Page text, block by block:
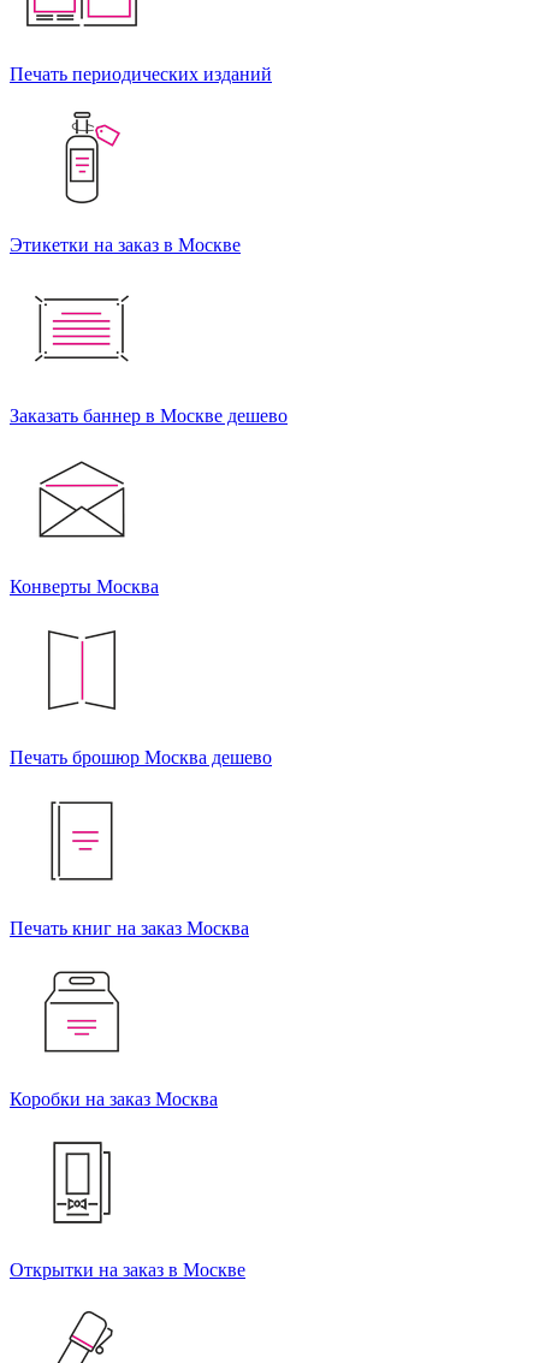
Печать периодических изданий
Этикетки на заказ в Москве
Заказать баннер в Москве дешево
Конверты Москва
Печать брошюр Москва дешево
Печать книг на заказ Москва
Коробки на заказ Москва
Открытки на заказ в Москве